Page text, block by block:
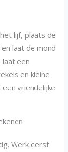
lijf, plaats de
laat de mond
laat een
en kleine
vriendelijke
Werk eerst